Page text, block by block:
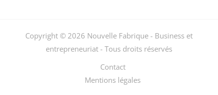
Copyright © 2026 Nouvelle Fabrique - Business et
entrepreneuriat - Tous droits réservés
Contact
Mentions légales